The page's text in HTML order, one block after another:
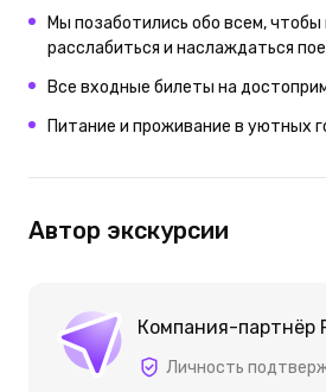
Мы позаботились обо всем,
расслабиться и наслаждаться
Все входные билеты на
Питание и проживание в уютных
Автор экскурсии
Компания-партнёр
Личность